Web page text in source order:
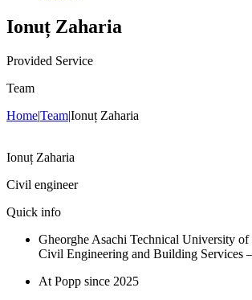
Ionuț Zaharia
Provided Service
Team
Home|Team|Ionuț Zaharia
Ionuț Zaharia
Civil engineer
Quick info
Gheorghe Asachi Technical University
Civil Engineering and Building Services
At Popp since 2025